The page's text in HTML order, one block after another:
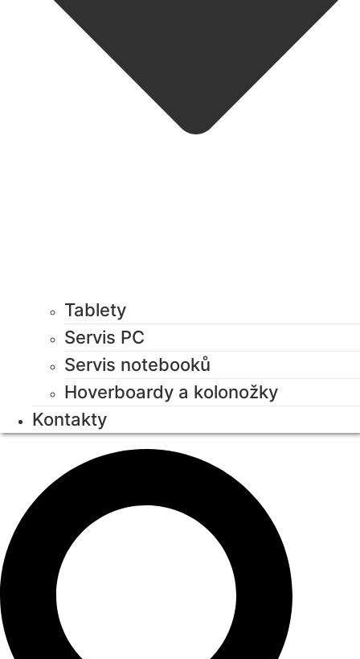
Tablety
Servis PC
Servis notebooků
Hoverboardy a kolonožky
Kontakty